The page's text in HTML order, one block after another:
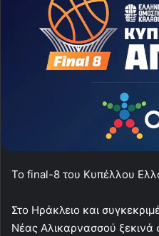
Το final-8 του Κυπέλλου
Στο Ηράκλειο και
Νέας Αλικαρνασσού ξεκινά